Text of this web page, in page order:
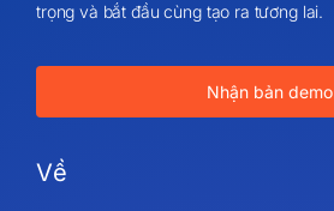
trọng và bắt đầu cùng tạo ra tương lai.
Nhận bản demo
Về